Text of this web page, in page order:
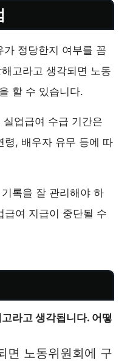
가 정당한지 여부를 꼼
고라고 생각되면 노동
할 수 있습니다.
실업급여 수급 기간은
령, 배우자 유무 등에 따
록을 잘 관리해야 하
급여 지급이 중단될 수
라고 생각됩니다. 어떻
면 노동위원회에 구